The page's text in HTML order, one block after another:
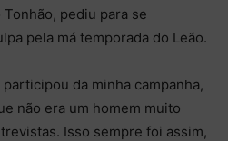
pediu para se
pela má temporada do Leão.
da minha campanha,
não era um homem muito
Isso sempre foi assim,